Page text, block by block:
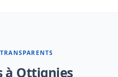
à Ottignies